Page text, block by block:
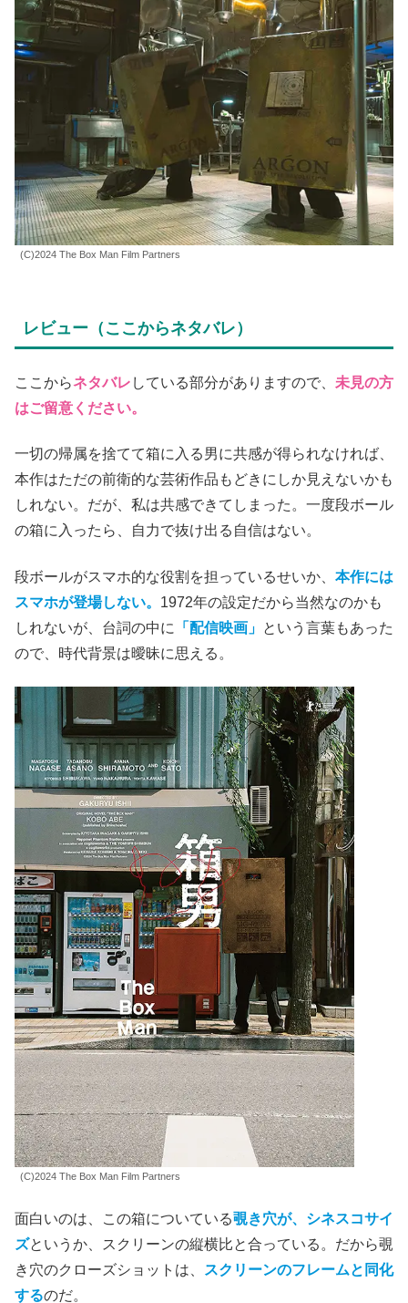
(C)2024 The Box Man Film Partners
レビュー（ここからネタバレ）
ここからネタバレ している部分がありますので、 未見の方
はご留意ください。
一切の帰属を捨てて箱に入る男に共感が得られなければ、
本作はただの前衛的な芸術作品もどきにしか見えないかも
しれない。だが、私は共感できてしまった。一度段ボール
の箱に入ったら、自力で抜け出る自信はない。
段ボールがスマホ的な役割を担っているせいか、 本作には
スマホが登場しない。 1972年の設定だから当然なのかも
しれないが、台詞の中に
「配信映画」 という言葉もあった
ので、時代背景は曖昧に思える。
(C)2024 The Box Man Film Partners
面白いのは、この箱についている覗き穴が、シネスコサイ
ズというか、スクリーンの縦横比と合っている。だから覗
き穴のクローズショットは、
スクリーンのフレームと同化
するのだ。